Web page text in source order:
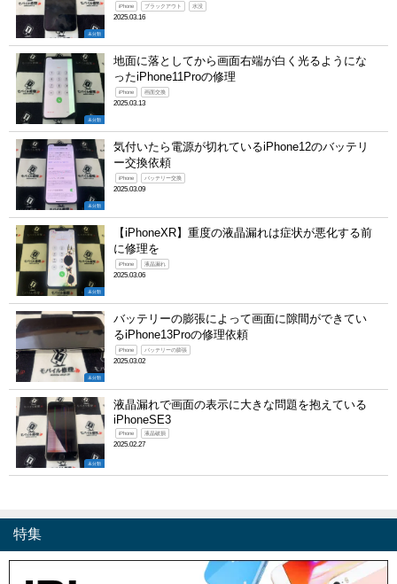
未分類
iPhone ブラックアウト 水没
2025.03.16
未分類
地面に落としてから画面右端が白く光るようにな
ったiPhone11Proの修理
iPhone 画面交換
2025.03.13
未分類
気付いたら電源が切れているiPhone12のバッテリ
ー交換依頼
iPhone バッテリー交換
2025.03.09
未分類
【iPhoneXR】重度の液晶漏れは症状が悪化する前
に修理を
iPhone 液晶漏れ
2025.03.06
未分類
バッテリーの膨張によって画面に隙間ができてい
るiPhone13Proの修理依頼
iPhone バッテリーの膨張
2025.03.02
未分類
液晶漏れで画面の表示に大きな問題を抱えている
iPhoneSE3
iPhone 液晶破損
2025.02.27
特集